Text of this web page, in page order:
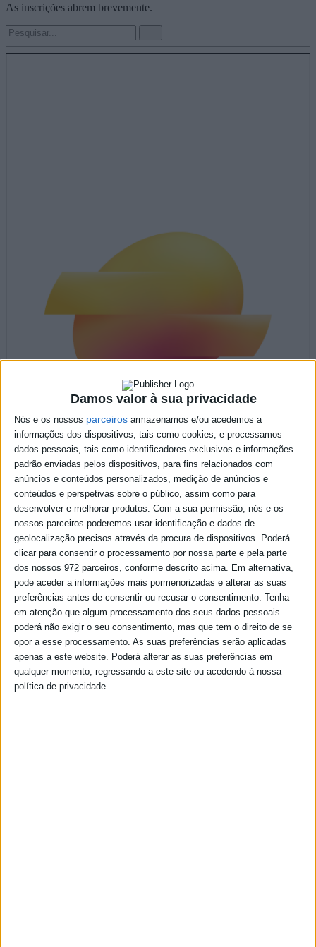
Damos valor à sua privacidade
Nós e os nossos parceiros armazenamos e/ou acedemos a
informações dos dispositivos, tais como cookies, e processamos
dados pessoais, tais como identificadores exclusivos e informações
padrão enviadas pelos dispositivos, para fins relacionados com
anúncios e conteúdos personalizados, medição de anúncios e
conteúdos e perspetivas sobre o público, assim como para
desenvolver e melhorar produtos. Com a sua permissão, nós e os
nossos parceiros poderemos usar identificação e dados de
geolocalização precisos através da procura de dispositivos. Poderá
clicar para consentir o processamento por nossa parte e pela parte
dos nossos 972 parceiros, conforme descrito acima. Em alternativa,
pode aceder a informações mais pormenorizadas e alterar as suas
preferências antes de consentir ou recusar o consentimento. Tenha
em atenção que algum processamento dos seus dados pessoais
poderá não exigir o seu consentimento, mas que tem o direito de se
opor a esse processamento. As suas preferências serão aplicadas
apenas a este website. Poderá alterar as suas preferências em
qualquer momento, regressando a este site ou acedendo à nossa
política de privacidade.
As inscrições abrem brevemente.